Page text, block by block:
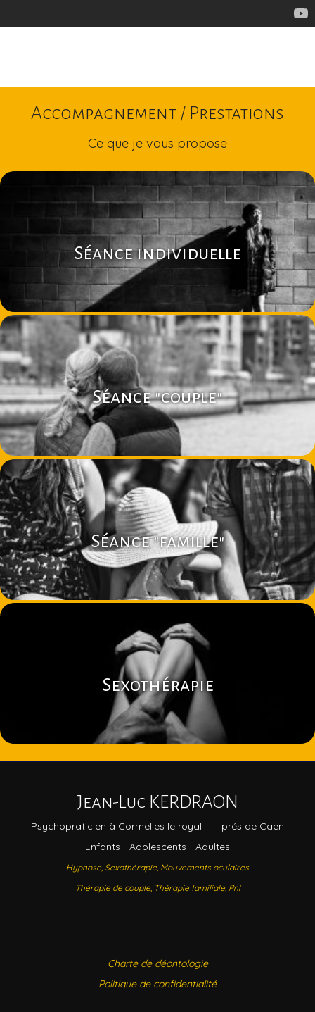
Accompagnement / Prestations
Ce que je vous propose
Séance individuelle
Séance "couple"
Séance "famille"
Sexothérapie
Jean-Luc KERDRAON
Psychopraticien à Cormelles le royal
prés de Caen
Enfants - Adolescents - Adultes
Hypnose, Sexothérapie, Mouvements oculaires
Thérapie de couple, Thérapie familiale, Pnl
Charte de déontologie
Politique de confidentialité